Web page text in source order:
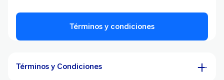
Términos y condiciones
Términos y Condiciones